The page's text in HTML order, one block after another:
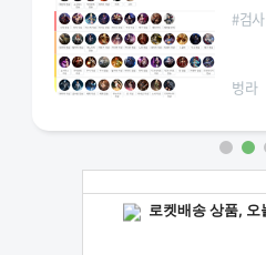
#검사
벙라